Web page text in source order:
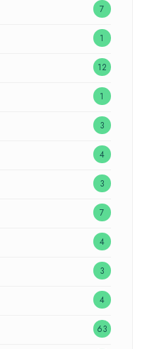
7
1
12
1
3
4
3
7
4
3
4
63